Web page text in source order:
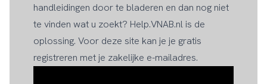
handleidingen door te bladeren en dan nog niet
te vinden wat u zoekt? Help.VNAB.nl is de
oplossing. Voor deze site kan je je gratis
registreren met je zakelijke e-mailadres.